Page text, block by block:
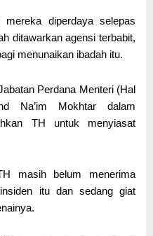
diperdaya selepas
ditawarkan agensi terbabit,
menunaikan ibadah itu.
Perdana Menteri (Hal
Na’im Mokhtar dalam
TH untuk menyiasat
masih belum menerima
itu dan sedang giat